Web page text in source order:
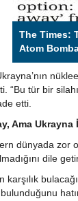
The Times:
Atom
“Bu tür bir
etti.
Ama Ukrayna
dünyada zor
dile